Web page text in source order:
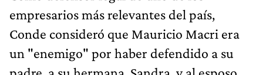
empresarios más relevantes del país,
Conde consideró que Mauricio Macri era
un "enemigo" por haber defendido a su